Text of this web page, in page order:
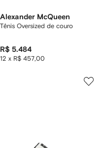
Alexander McQueen
Tênis Oversized de couro
R$ 5.484
12 x R$ 457,00